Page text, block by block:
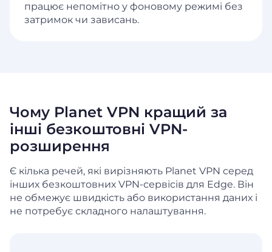
працює непомітно у фоновому режимі без
затримок чи зависань.
Чому Planet VPN кращий за
інші безкоштовні VPN-
розширення
Є кілька речей, які вирізняють Planet VPN серед
інших безкоштовних VPN-сервісів для Edge. Він
не обмежує швидкість або використання даних і
не потребує складного налаштування.